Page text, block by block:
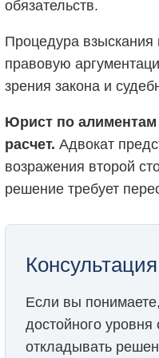
обязательств.
Процедура взыскания
правовую
зрения закона и
Юрист по
расчет. Адвокат
возражения второй
решение требует
Если вы
достойного
откладывать